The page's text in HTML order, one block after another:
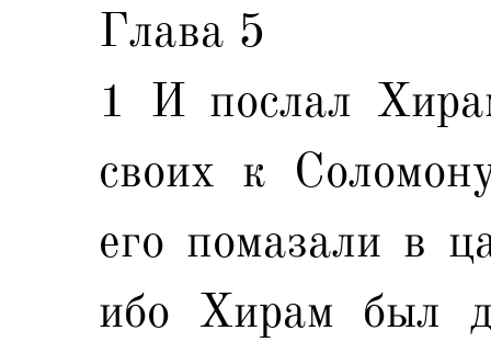
Глава 5
1 И послал
своих к
его помазали в
ибо Хирам был